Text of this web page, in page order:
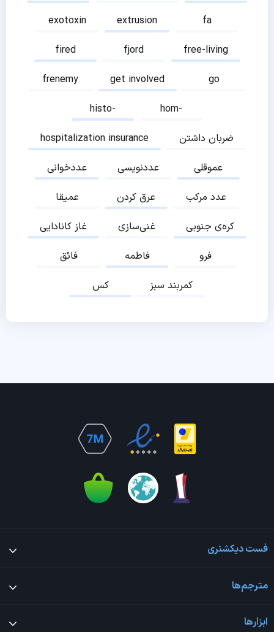
exotoxin
extrusion
fa
fired
fjord
free-living
frenemy
get involved
go
histo-
hom-
hospitalization insurance
ضربان داشتن
عددخوانی
عددنویسی
عموقلی
عمیقا
عرق کردن
عدد مرکب
غاز کانادایی
غنی‌سازی
کره‌ی جنوبی
فائق
فاطمه
فرو
کس
کمربند سبز
فست دیکشنری
مترجم‌ها
ابزارها